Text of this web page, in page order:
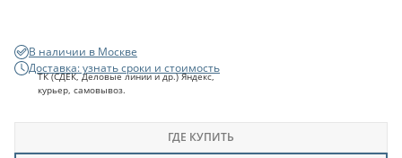
В наличии в Москве
Доставка: узнать сроки и стоимость
ТК (СДЕК, Деловые линии и др.) Яндекс,
курьер, самовывоз.
ГДЕ КУПИТЬ